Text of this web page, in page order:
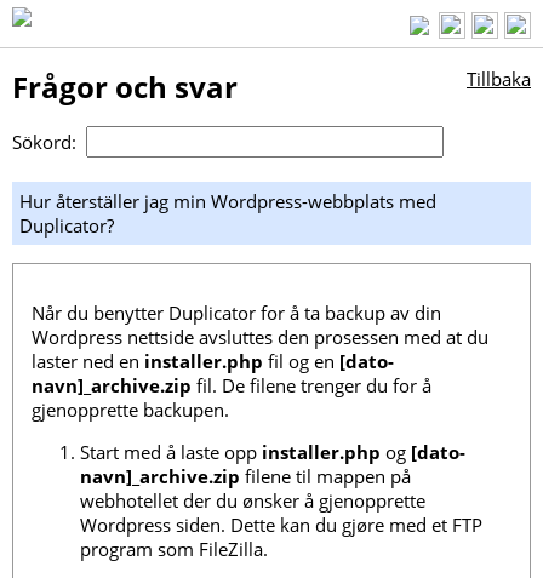
Frågor och svar Tillbaka
Sökord:
Hur återställer jag min Wordpress-webbplats med
Duplicator?
Når du benytter Duplicator for å ta backup av din
Wordpress nettside avsluttes den prosessen med at du
laster ned en installer.php fil og en [dato-
navn]_archive.zip fil. De filene trenger du for å
gjenopprette backupen.
Start med å laste opp installer.php og [dato-
navn]_archive.zip filene til mappen på
webhotellet der du ønsker å gjenopprette
Wordpress siden. Dette kan du gjøre med et FTP
program som FileZilla.